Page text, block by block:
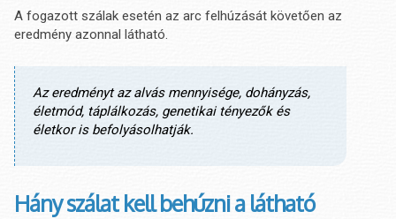
A fogazott szálak esetén az arc felhúzását követően az
eredmény azonnal látható.
Az eredményt az alvás mennyisége, dohányzás,
életmód, táplálkozás, genetikai tényezők és
életkor is befolyásolhatják.
Hány szálat kell behúzni a látható